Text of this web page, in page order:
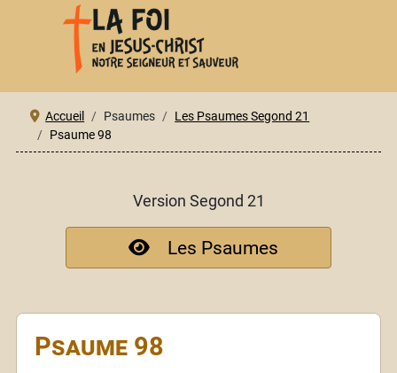
Accueil Psaumes
Les Psaumes Segond 21
Psaume 98
Version Segond 21
Les Psaumes
Psaume 98